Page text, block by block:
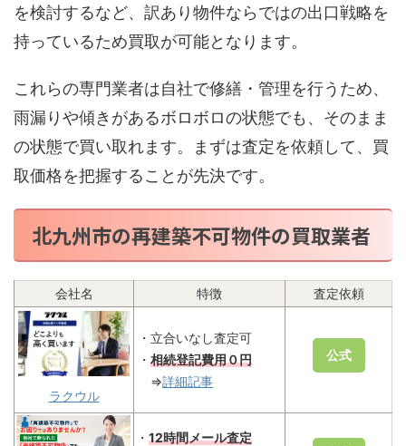
を検討するなど、訳あり物件ならではの出口戦略を
持っているため買取が可能となります。
これらの専門業者は自社で修繕・管理を行うため、
雨漏りや傾きがあるボロボロの状態でも、そのまま
の状態で買い取れます。まずは査定を依頼して、買
取価格を把握することが先決です。
北九州市の再建築不可物件の買取業者
会社名 特徴 査定依頼
ラクウル
・立合いなし査定可
・ 相続登記費用０円
⇒詳細記事
公式
・ 12時間メール査定